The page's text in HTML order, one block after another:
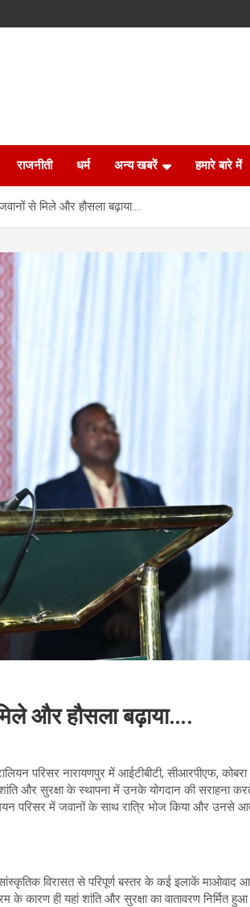
राजनीती धर्म अन्य खबरें हमारे बारे में
से मिले और हौसला बढ़ाया….
और हौसला बढ़ाया….
परिसर नारायणपुर में आईटीबीटी, सीआरपीएफ, कोबरा
और सुरक्षा के स्थापना में उनके योगदान की सराहना
परिसर में जवानों के साथ रात्रि भोज किया और उनसे
विरासत से परिपूर्ण बस्तर के कई इलाकें
ही यहां शांति और सुरक्षा का वातावरण निर्मित